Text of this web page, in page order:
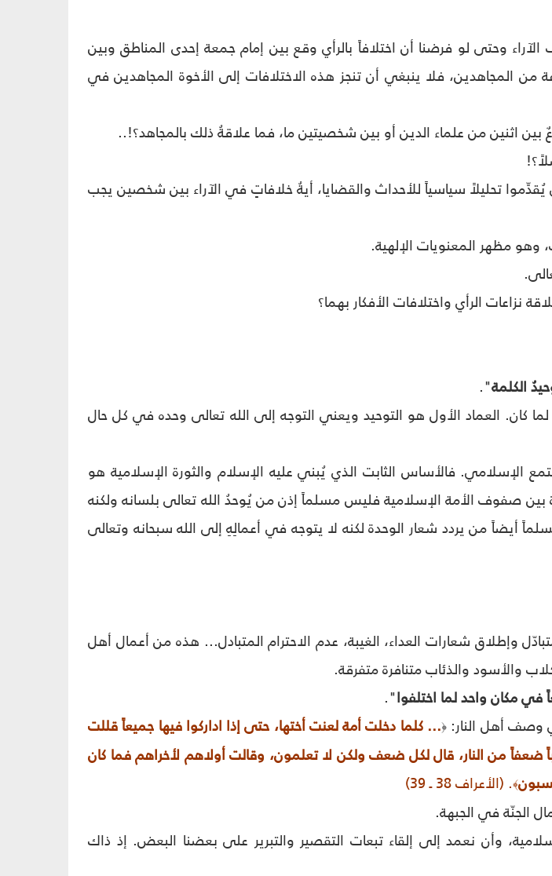
وحتى لو فرضنا أن اختلافاً بالرأي وقع بين إمام جمعة إحدى المناطق وبين
من المجاهدين، فلا ينبغي أن تنجز هذه الاختلافات إلى الأخوة المجاهدين في
بين اثنين من علماء الدين أو بين شخصيتين ما، فما علاقةُ ذلك بالمجاهد؟!..
تحليلاً سياسياً للأحداث والقضايا، أيةُ خلافاتٍ في الآراء بين شخصين يجب
مظهر المعنويات الإلهية.
نزاعات الرأي واختلافات الأفكار بهما؟
الكلمة".
كان. العماد الأول هو التوحيد ويعني التوجه إلى الله تعالى وحده في كل حال
الإسلامي. فالأساس الثابت الذي يُبني عليه الإسلام والثورة الإسلامية هو
بين صفوف الأمة الإسلامية فليس مسلماً إذن من يُوحدُ الله تعالى بلسانه ولكنه
أيضاً من يردد شعار الوحدة لكنه لا يتوجه في أعمالِهِ إلى الله سبحانه وتعالى
وإطلاق شعارات العداء، الغيبة، عدم الاحترام المتبادل... هذه من أعمال أهل
والأسود والذئاب متنافرة متفرقة.
في مكان واحد لما اختلفوا".
وصف أهل النار: ﴿... كلما دخلت أمة لعنت أختها، حتى إذا اداركوا فيها جميعاً قللت
ضعفاً من النار، قال لكل ضعف ولكن لا تعلمون، وقالت أولاهم لأخراهم فما كان
﴾. (الأعراف 38 ـ 39)
الجنّة في الجبهة.
وأن نعمد إلى إلقاء تبعات التقصير والتبرير على بعضنا البعض. إذ ذاك